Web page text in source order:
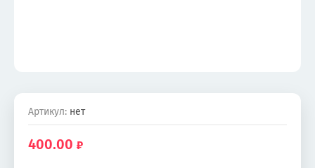
Артикул: нет
400.00